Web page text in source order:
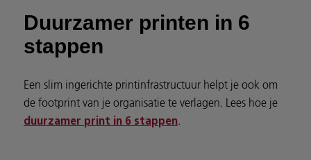
Duurzamer printen in 6
stappen
Een slim ingerichte printinfrastructuur helpt je ook om
de footprint van je organisatie te verlagen. Lees hoe je
duurzamer print in 6 stappen.